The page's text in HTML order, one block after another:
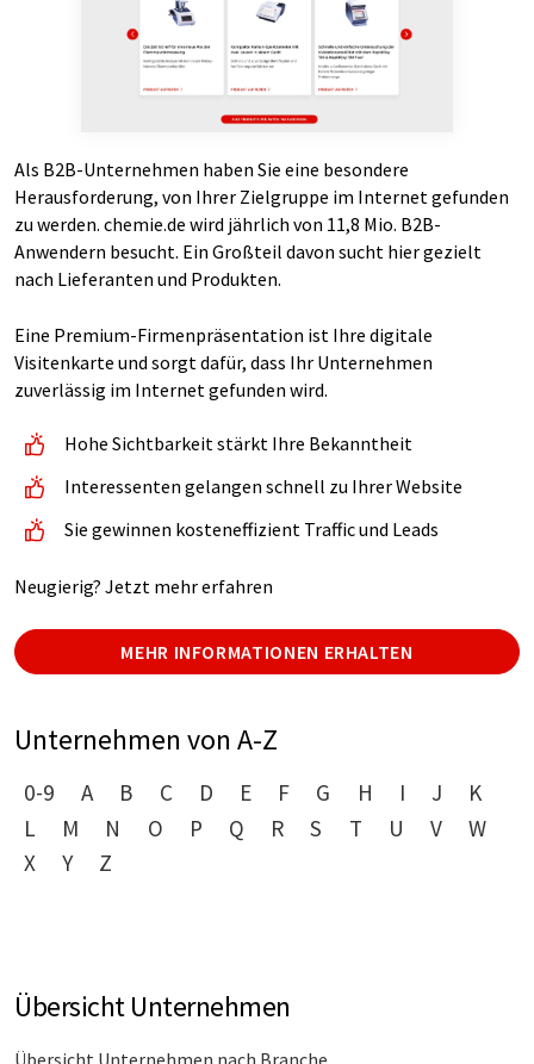
Als B2B-Unternehmen haben Sie eine besondere
Herausforderung, von Ihrer Zielgruppe im Internet gefunden
zu werden. chemie.de wird jährlich von 11,8 Mio. B2B-
Anwendern besucht. Ein Großteil davon sucht hier gezielt
nach Lieferanten und Produkten.
Eine Premium-Firmenpräsentation ist Ihre digitale
Visitenkarte und sorgt dafür, dass Ihr Unternehmen
zuverlässig im Internet gefunden wird.
Hohe Sichtbarkeit stärkt Ihre Bekanntheit
Interessenten gelangen schnell zu Ihrer Website
Sie gewinnen kosteneffizient Traffic und Leads
Neugierig? Jetzt mehr erfahren
MEHR INFORMATIONEN ERHALTEN
Unternehmen von A-Z
0-9 A B C D E F G H I J
K
L
M N O P Q R S T U V
W
X
Y Z
Übersicht Unternehmen